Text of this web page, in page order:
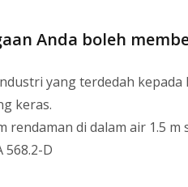
Anda boleh
yang terdedah
keras.
di dalam air 1.5 m
D